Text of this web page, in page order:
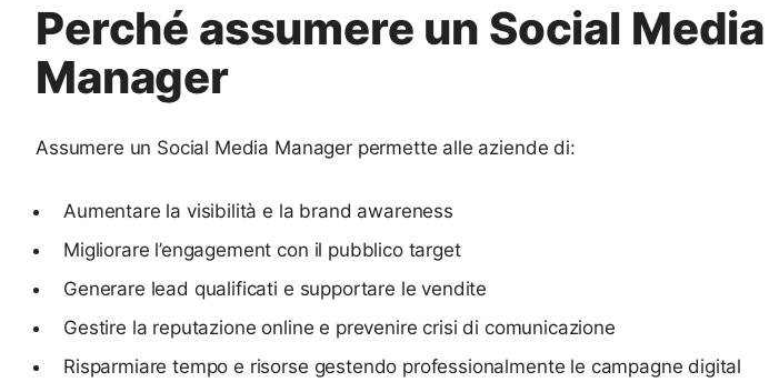
Perché assumere un Social Media
Manager
Assumere un Social Media Manager permette alle aziende di:
Aumentare la visibilità e la brand awareness
Migliorare l’engagement con il pubblico target
Generare lead qualificati e supportare le vendite
Gestire la reputazione online e prevenire crisi di comunicazione
Risparmiare tempo e risorse gestendo professionalmente le campagne digital